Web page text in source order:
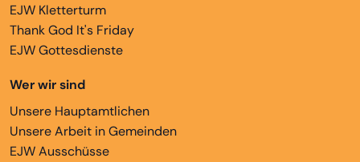
EJW Kletterturm
Thank God It's Friday
EJW Gottesdienste
Wer wir sind
Unsere Hauptamtlichen
Unsere Arbeit in Gemeinden
EJW Ausschüsse